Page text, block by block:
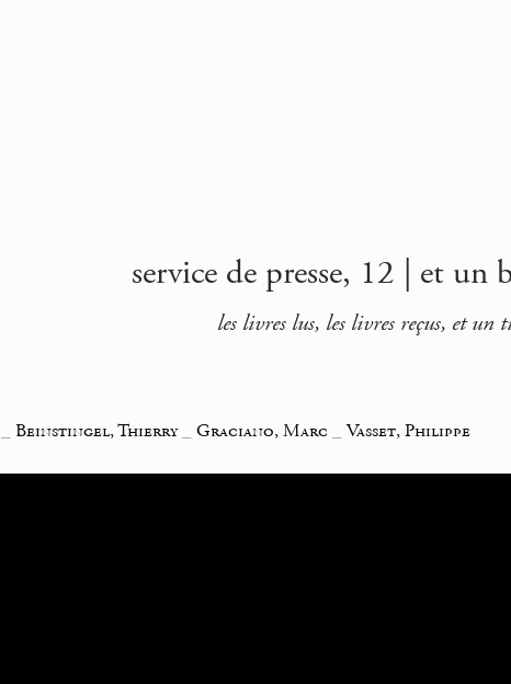
service de presse, 12 | et
les livres lus, les livres reçus, et
_Beinstingel, Thierry _Graciano, Marc _Vasset, Philippe